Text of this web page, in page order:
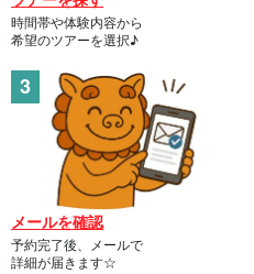
時間帯や体験内容から
希望のツアーを選択♪
メールを確認
予約完了後、メールで
詳細が届きます☆